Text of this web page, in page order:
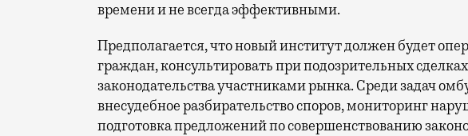
времени и не всегда эффективными.
Предполагается, что новый институт должен будет
граждан, консультировать при подозрительных
законодательства участниками рынка. Среди задач
внесудебное разбирательство споров, мониторинг
подготовка предложений по совершенствованию